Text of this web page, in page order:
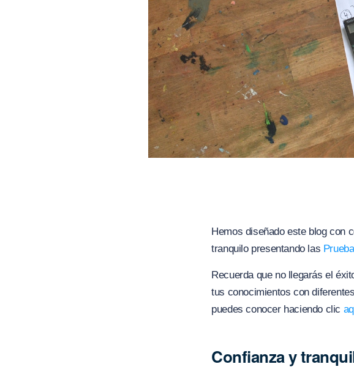
Hemos diseñado este blog con
tranquilo presentando las
Recuerda que no llegarás el
tus conocimientos con
puedes conocer haciendo clic
Confianza y